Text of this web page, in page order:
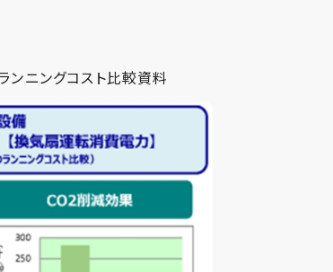
ンニングコスト比較資料